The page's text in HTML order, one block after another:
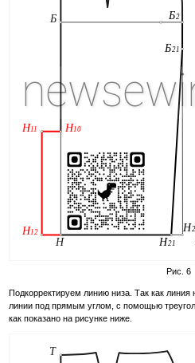
Рис. 6
Подкорректируем линию низа. Так как линия
линии под прямым углом, с помощью
как показано на рисунке ниже.